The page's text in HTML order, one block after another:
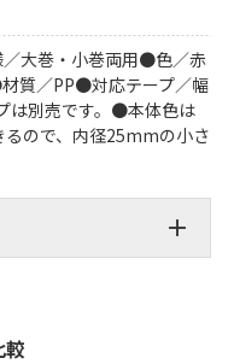
大巻・小巻両用●色／赤
／PP●対応テープ／幅
別売です。●本体色は
ので、内径25mmの小さ